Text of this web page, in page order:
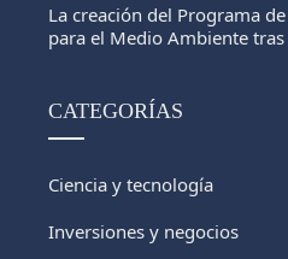
La creación del Programa
para el Medio Ambiente
CATEGORÍAS
Ciencia y tecnología
Inversiones y negocios